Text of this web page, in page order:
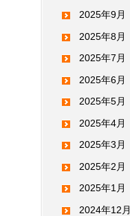
2025年9月
2025年8月
2025年7月
2025年6月
2025年5月
2025年4月
2025年3月
2025年2月
2025年1月
2024年12月